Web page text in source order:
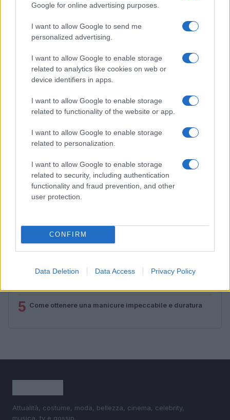
Google for online advertising purposes.
I want to allow Google to send me
personalized advertising.
I want to allow Google to enable storage
related to analytics like cookies on web or
device identifiers in apps.
I want to allow Google to enable storage
related to functionality of the website or app.
I want to allow Google to enable storage
related to personalization.
I want to allow Google to enable storage
related to security, including authentication
functionality and fraud prevention, and other
user protection.
CONFIRM
Data Deletion Data Access Privacy Policy
Scambio di embrioni al San Raffaele: cosa è successo
e quali sono le conseguenze
PIÙ LETTI
Sognare una bara è presagio di morte?
ci crediate o no)
3 Come valorizzare la zona giorno attraverso una scelta
Senza Cri e il suo percorso di guarigione: dalle
5 Come ottenere una manicure impeccabile e duratura
Attualità, costume, moda, bellezza, cinema, celebrity,
musica, tv e gossip.